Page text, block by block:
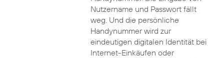
Nutzername und Passwort fällt
weg. Und die persönliche
Handynummer wird zur
eindeutigen digitalen Identität bei
Internet-Einkäufen oder